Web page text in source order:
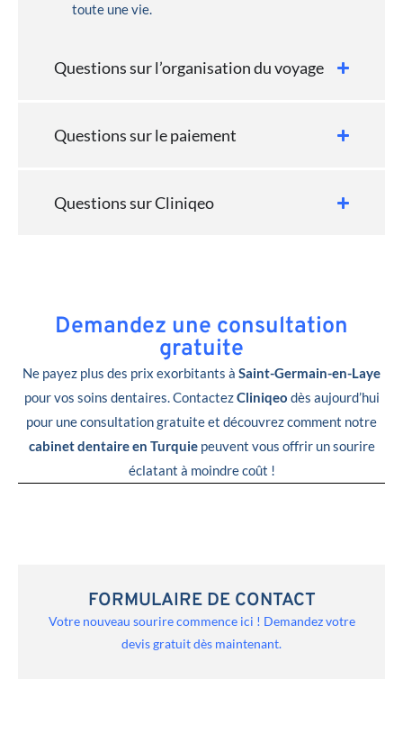
toute une vie.
Questions sur l’organisation du voyage
Questions sur le paiement
Questions sur Cliniqeo
Demandez une consultation
gratuite
Ne payez plus des prix exorbitants à Saint-Germain-en-Laye
pour vos soins dentaires. ContactezCliniqeo dès aujourd’hui
pour une consultation gratuite et découvrez comment notre
cabinet dentaire en Turquiepeuvent vous offrir un sourire
éclatant à moindre coût !
FORMULAIRE DE CONTACT
Votre nouveau sourire commence ici ! Demandez votre
devis gratuit dès maintenant.